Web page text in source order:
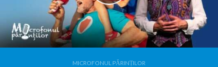
MICROFONUL PĂRINȚILOR